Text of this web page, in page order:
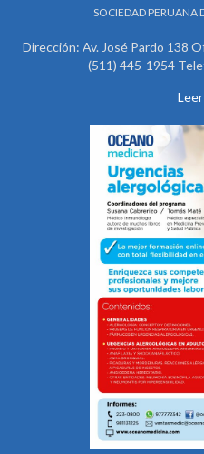
SOCIEDAD PERUANA
Dirección: Av. José Pardo 138
(511) 445-1954